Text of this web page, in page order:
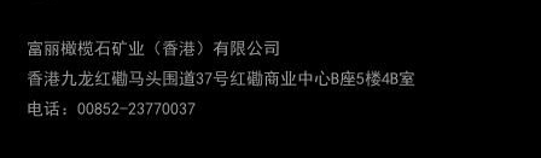
富丽橄榄石矿业（香港）有限公司
香港九龙红磡马头围道37号红磡商业中心B座5楼4B室
电话：00852-23770037